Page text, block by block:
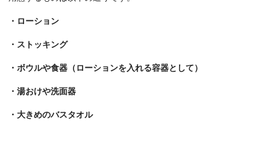
・ローション
・ストッキング
・ボウルや食器（ローションを入れる容器として）
・湯おけや洗面器
・大きめのバスタオル